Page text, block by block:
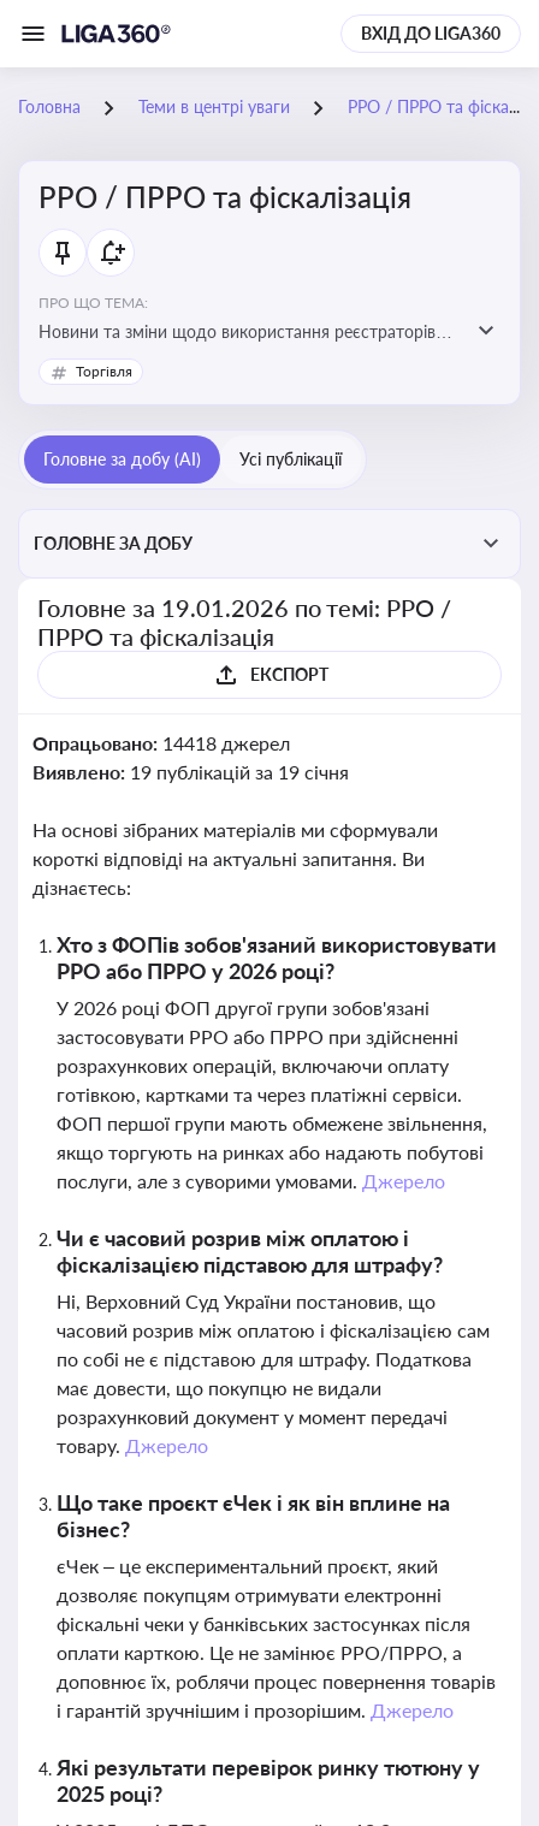
ВХІД ДО LIGA360
Головна Теми в центрі уваги РРО / ПРРО та фіскалізація
РРО / ПРРО та фіскалізація
ПРО ЩО ТЕМА:
Новини та зміни щодо використання реєстраторів
розрахункових операцій, аналіз законодавства про
РРО, позиції ДПС та судів щодо РРО
Торгівля
Головне за добу (AI) Усі публікації
ГОЛОВНЕ ЗА ДОБУ
Головне за 19.01.2026 по темі: РРО /
ПРРО та фіскалізація
ЕКСПОРТ
Опрацьовано: 14418 джерел
Виявлено: 19 публікацій за 19 січня
На основі зібраних матеріалів ми сформували
короткі відповіді на актуальні запитання. Ви
дізнаєтесь:
Хто з ФОПів зобов'язаний використовувати
РРО або ПРРО у 2026 році?
У 2026 році ФОП другої групи зобов'язані
застосовувати РРО або ПРРО при здійсненні
розрахункових операцій, включаючи оплату
готівкою, картками та через платіжні сервіси.
ФОП першої групи мають обмежене звільнення,
якщо торгують на ринках або надають побутові
послуги, але з суворими умовами. Джерело
Чи є часовий розрив між оплатою і
фіскалізацією підставою для штрафу?
Ні, Верховний Суд України постановив, що
часовий розрив між оплатою і фіскалізацією сам
по собі не є підставою для штрафу. Податкова
має довести, що покупцю не видали
розрахунковий документ у момент передачі
товару. Джерело
Що таке проєкт єЧек і як він вплине на
бізнес?
єЧек – це експериментальний проєкт, який
дозволяє покупцям отримувати електронні
фіскальні чеки у банківських застосунках після
оплати карткою. Це не замінює РРО/ПРРО, а
доповнює їх, роблячи процес повернення товарів
і гарантій зручнішим і прозорішим. Джерело
Які результати перевірок ринку тютюну у
2025 році?